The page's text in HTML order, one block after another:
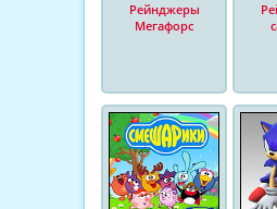
Рейнджеры
Мегафорс